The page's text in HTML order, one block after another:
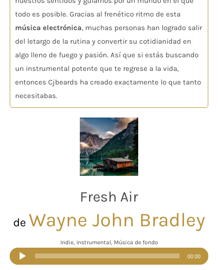
todo es posible. Gracias al frenético ritmo de esta
música electrónica, muchas personas han logrado salir
del letargo de la rutina y convertir su cotidianidad en
algo lleno de fuego y pasión. Así que si estás buscando
un instrumental potente que te regrese a la vida,
entonces Cjbeards ha creado exactamente lo que tanto
necesitabas.
Fresh Air
de Wayne John Bradley
Indie, Instrumental, Música de fondo
Reproductor
de
00:00